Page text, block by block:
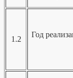
1.2
Год